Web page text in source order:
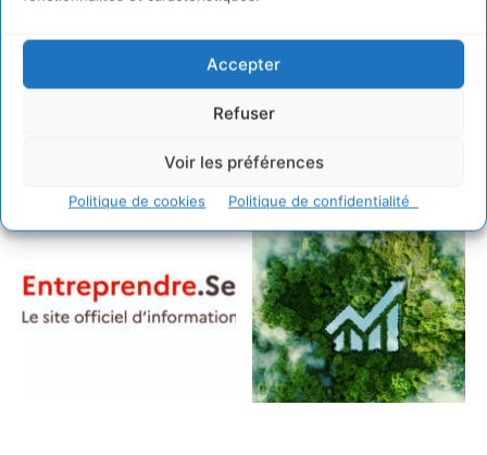
Accepter
Refuser
Voir les préférences
Politique de cookies Politique de confidentialité